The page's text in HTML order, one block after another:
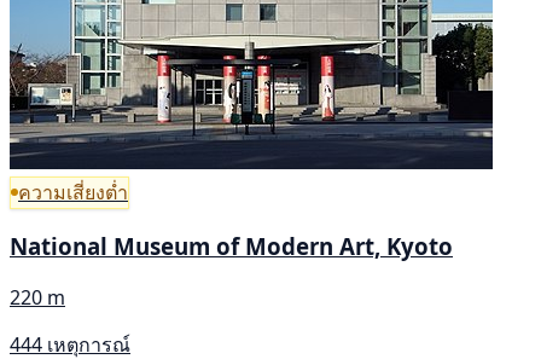
ความเสี่ยงต่ำ
National Museum of Modern Art, Kyoto
220 m
444 เหตุการณ์